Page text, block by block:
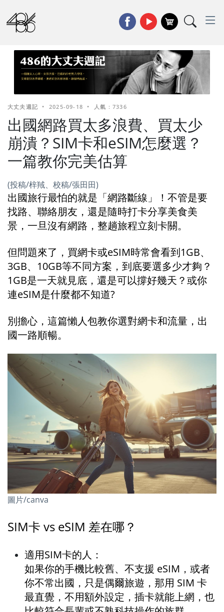
大丈夫週記 • 2025-09-18 • 人氣 : 7336
出國網路買太多浪費、買太少
崩潰？SIM卡和eSIM怎麼選？
一篇教你完美估算
(投稿/梓羢、校稿/張田田)
出國旅行最怕的就是「網路斷線」！不管是要
找路、聯絡朋友，還是隨時打卡分享美食美
景，一旦沒有網路，整趟旅程立刻卡關。
但問題來了，買網卡或eSIM時常會看到1GB、
3GB、10GB等不同方案，到底要選多少才夠？
1GB是一天就見底，還是可以撐好幾天？或你
連eSIM是什麼都不知道?
別擔心，這篇懶人包教你選對網卡和流量，出
國一路順暢。
圖片/canva
SIM卡 vs eSIM 差在哪？
適用SIM卡的人：
如果你的手機比較舊、不支援 eSIM，或者
你不常出國，只是偶爾旅遊，那用 SIM 卡
最直覺，不用額外設定，插卡就能上網，也